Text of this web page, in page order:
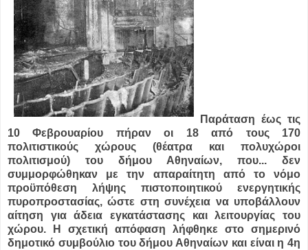
Παράταση έως τις
10 Φεβρουαρίου πήραν οι 18 από τους 170
πολιτιστικούς χώρους (θέατρα και πολυχώροι
πολιτισμού) του δήμου Αθηναίων, που... δεν
συμμορφώθηκαν με την απαραίτητη από το νόμο
προϋπόθεση λήψης πιστοποιητικού ενεργητικής
πυροπροστασίας, ώστε στη συνέχεια να υποβάλλουν
αίτηση για άδεια εγκατάστασης και λειτουργίας του
χώρου. Η σχετική απόφαση λήφθηκε στο σημερινό
δημοτικό συμβούλιο του δήμου Αθηναίων και είναι η 4η